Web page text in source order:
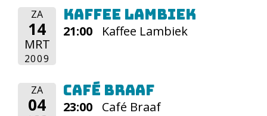
ZA
14
MRT
2009
Kaffee Lambiek
21:00 Kaffee Lambiek
ZA
04
Café Braaf
23:00 Café Braaf